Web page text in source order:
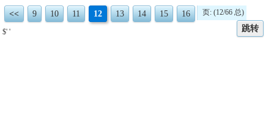
<< 9 10 11 12 13 14 15 16 页: (12/66 总)
跳转
$' '